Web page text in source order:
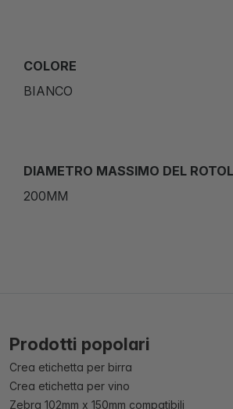
COLORE
BIANCO
DIAMETRO MASSIMO DEL
200MM
Prodotti popolari
Crea etichetta per birra
Crea etichetta per vino
Zebra 102mm x 150mm compatibili